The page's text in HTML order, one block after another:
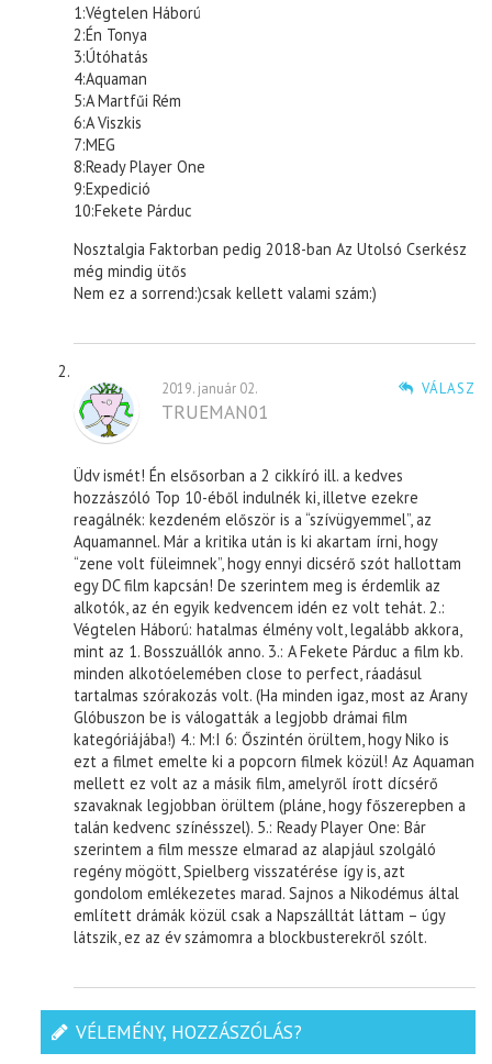
1:Végtelen Háború
2:Én Tonya
3:Útóhatás
4:Aquaman
5:A Martfűi Rém
6:A Viszkis
7:MEG
8:Ready Player One
9:Expedició
10:Fekete Párduc
Nosztalgia Faktorban pedig 2018-ban Az Utolsó Cserkész
még mindig ütős
Nem ez a sorrend:)csak kellett valami szám:)
VÁLASZ
2019. január 02.
TRUEMAN01
Üdv ismét! Én elsősorban a 2 cikkíró ill. a kedves
hozzászóló Top 10-éből indulnék ki, illetve ezekre
reagálnék: kezdeném először is a “szívügyemmel”, az
Aquamannel. Már a kritika után is ki akartam írni, hogy
“zene volt füleimnek”, hogy ennyi dicsérő szót hallottam
egy DC film kapcsán! De szerintem meg is érdemlik az
alkotók, az én egyik kedvencem idén ez volt tehát. 2.:
Végtelen Háború: hatalmas élmény volt, legalább akkora,
mint az 1. Bosszuállók anno. 3.: A Fekete Párduc a film kb.
minden alkotóelemében close to perfect, ráadásul
tartalmas szórakozás volt. (Ha minden igaz, most az Arany
Glóbuszon be is válogatták a legjobb drámai film
kategóriájába!) 4.: M:I 6: Őszintén örültem, hogy Niko is
ezt a filmet emelte ki a popcorn filmek közül! Az Aquaman
mellett ez volt az a másik film, amelyről írott dícsérő
szavaknak legjobban örültem (pláne, hogy főszerepben a
talán kedvenc színésszel). 5.: Ready Player One: Bár
szerintem a film messze elmarad az alapjául szolgáló
regény mögött, Spielberg visszatérése így is, azt
gondolom emlékezetes marad. Sajnos a Nikodémus által
említett drámák közül csak a Napszálltát láttam – úgy
látszik, ez az év számomra a blockbusterekről szólt.
VÉLEMÉNY, HOZZÁSZÓLÁS?